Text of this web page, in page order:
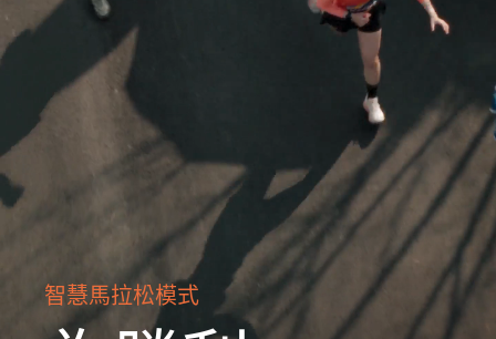
智慧馬拉松模式